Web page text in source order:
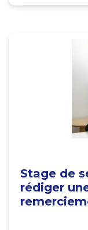
Stage de
rédiger